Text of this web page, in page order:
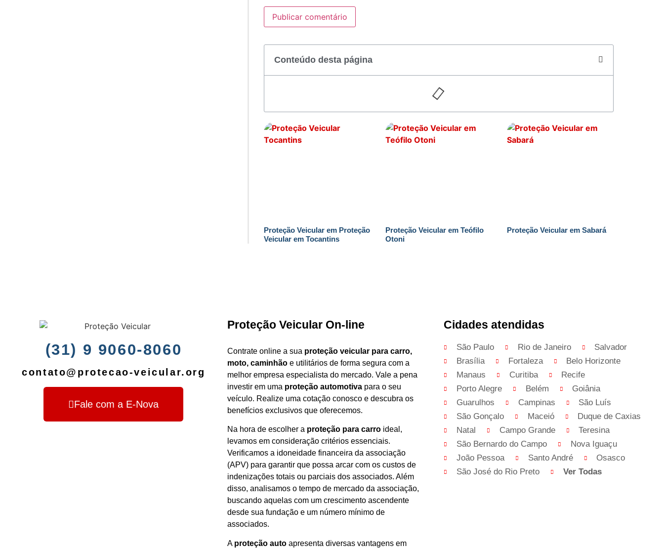
Conteúdo desta página
Proteção Veicular em Proteção
Veicular em Tocantins
Proteção Veicular em Teófilo
Otoni
Proteção Veicular em Sabará
(31) 9 9060-8060
contato@protecao-veicular.org
Fale com a E-Nova
Proteção Veicular On-line
Contrate online a sua proteção veicular para carro,
moto, caminhãoe utilitários de forma segura com a
melhor empresa especialista do mercado. Vale a pena
investir em uma proteção automotivapara o seu
veículo. Realize uma cotação conosco e descubra os
benefícios exclusivos que oferecemos.
Na hora de escolher aproteção para carro ideal,
levamos em consideração critérios essenciais.
Verificamos a idoneidade financeira da associação
(APV) para garantir que possa arcar com os custos de
indenizações totais ou parciais dos associados. Além
disso, analisamos o tempo de mercado da associação,
buscando aquelas com um crescimento ascendente
desde sua fundação e um número mínimo de
associados.
A proteção auto apresenta diversas vantagens em
Cidades atendidas
São Paulo Rio de Janeiro
Salvador
Brasília
Fortaleza
Belo Horizonte
Manaus
Curitiba
Recife
Porto Alegre
Belém
Goiânia
Guarulhos
Campinas
São Luís
São Gonçalo
Maceió
Duque de Caxias
Natal
Campo Grande
Teresina
São Bernardo do Campo
Nova Iguaçu
João Pessoa
Santo André
Osasco
São José do Rio Preto
Ver Todas